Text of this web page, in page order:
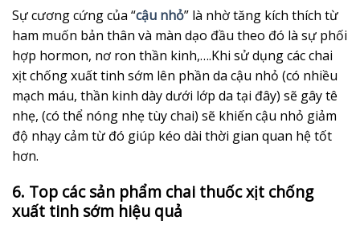
Sự cương cứng của “cậu nhỏ” là nhờ tăng kích thích từ
ham muốn bản thân và màn dạo đầu theo đó là sự phối
hợp hormon, nơ ron thần kinh,….Khi sử dụng các chai
xịt chống xuất tinh sớm lên phần da cậu nhỏ (có nhiều
mạch máu, thần kinh dày dưới lớp da tại đây) sẽ gây tê
nhẹ, (có thể nóng nhẹ tùy chai) sẽ khiến cậu nhỏ giảm
độ nhạy cảm từ đó giúp kéo dài thời gian quan hệ tốt
hơn.
6. Top các sản phẩm chai thuốc xịt chống
xuất tinh sớm hiệu quả